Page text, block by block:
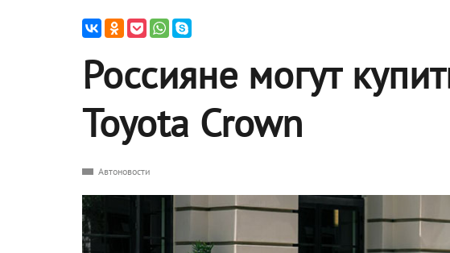
Россияне могут
Toyota Crown
Автоновости